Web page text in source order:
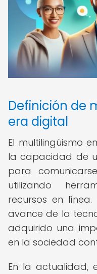
Definición de
era digital
El multilingüismo
la capacidad de
para
utilizando
recursos en
avance de la
adquirido una
en la sociedad
En la actualidad,